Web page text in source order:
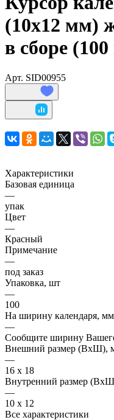
(10x12 мм)
в сборе
Арт. SID00955
Характеристики
Базовая единица
—
упак
Цвет
—
Красный
Примечание
—
под заказ
Упаковка, шт
—
100
На ширину календаря, мм
—
Сообщите ширину
Внешний размер (ВхШ),
—
16 х 18
Внутренний размер
—
10 х 12
Все характеристики